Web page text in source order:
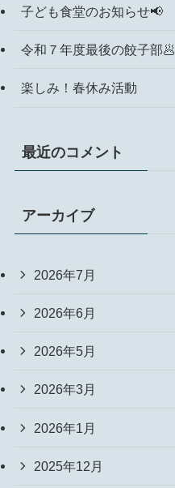
子ども食堂のお知らせ📢
令和７年度最後の餃子部🥟
楽しみ！春休み活動
最近のコメント
アーカイブ
2026年7月
2026年6月
2026年5月
2026年3月
2026年1月
2025年12月